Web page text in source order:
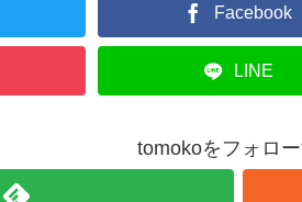
Facebook
LINE
tomokoをフォロ